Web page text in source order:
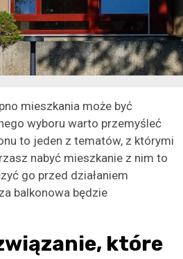
mieszkania może być
wyboru warto przemyśleć
to jeden z tematów, z którymi
nabyć mieszkanie z nim to
go przed działaniem
balkonowa będzie
które